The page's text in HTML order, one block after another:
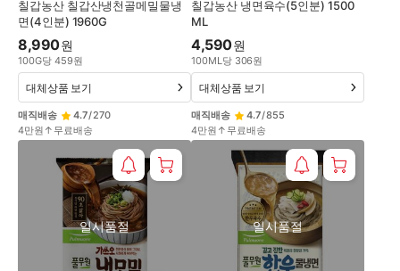
칠갑농산 칠갑산냉천골메밀물냉
면(4인분) 1960G
8,990원
100G당 459원
매직배송 4.7/270
4만원↑무료배송
대체상품 보기
칠갑농산 냉면육수(5인분) 1500
ML
4,590원
100ML당 306원
매직배송 4.7/855
4만원↑무료배송
대체상품 보기
일시품절 일시품절